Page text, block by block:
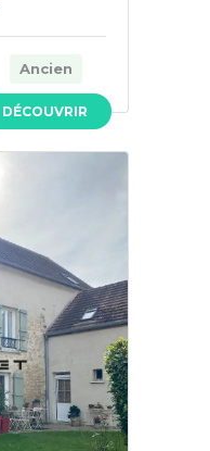
DÉCOUVRIR
Ancien